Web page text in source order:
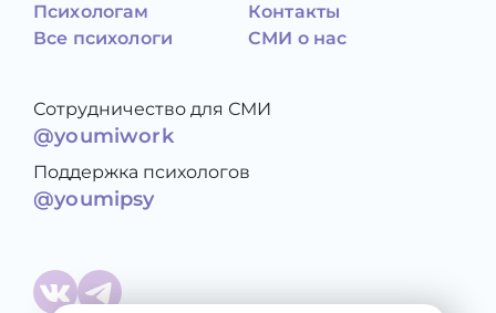
Психологам
Все психологи
Контакты
СМИ о нас
Сотрудничество для СМИ
@youmiwork
Поддержка психологов
@youmipsy